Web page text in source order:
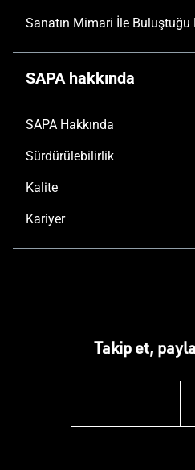
SAPA hakkında
SAPA Hakkında
Sürdürülebilirlik
Kalite
Kariyer
Takip et,